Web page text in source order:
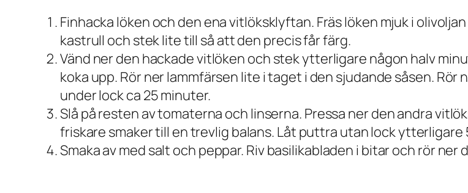
Finhacka löken och den ena vitlöksklyftan. Fräs löken mjuk i
kastrull och stek lite till så att den precis får färg.
Vänd ner den hackade vitlöken och stek ytterligare någon halv
koka upp. Rör ner lammfärsen lite i taget i den sjudande såsen.
under lock ca 25 minuter.
Slå på resten av tomaterna och linserna. Pressa ner den andra
friskare smaker till en trevlig balans. Låt puttra utan lock ytterligare
Smaka av med salt och peppar. Riv basilikabladen i bitar och rör ner